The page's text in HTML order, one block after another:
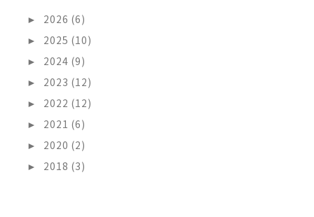
►
2026 (6)
►
2025 (10)
►
2024 (9)
►
2023 (12)
►
2022 (12)
►
2021 (6)
►
2020 (2)
►
2018 (3)